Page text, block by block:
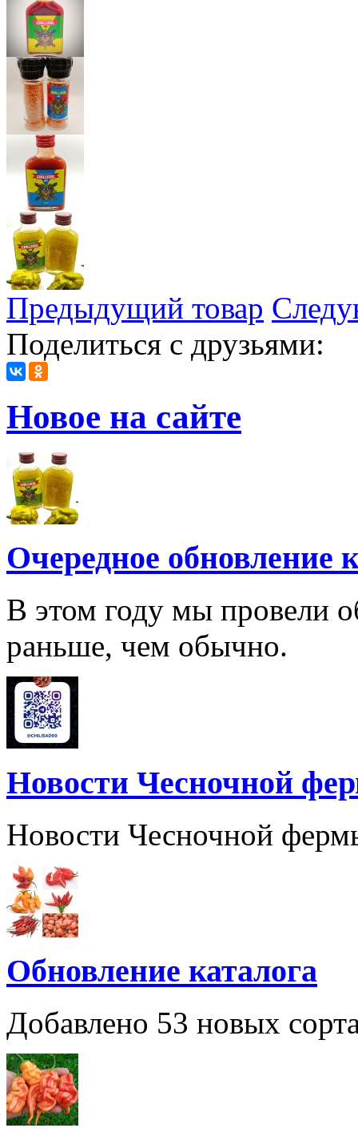
Предыдущий товар
Поделиться с друзьями:
Новое на сайте
Очередное обновление
В этом году мы провели
раньше, чем обычно.
Новости Чесночной
Новости Чесночной
Обновление каталога
Добавлено 53 новых